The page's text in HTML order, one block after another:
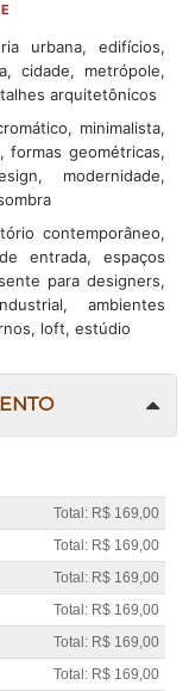
urbana, edifícios,
cidade, metrópole,
arquitetônicos
minimalista,
formas geométricas,
modernidade,
contemporâneo,
entrada, espaços
para designers,
ambientes
loft, estúdio
Total: R$ 169,00
Total: R$ 169,00
Total: R$ 169,00
Total: R$ 169,00
Total: R$ 169,00
Total: R$ 169,00